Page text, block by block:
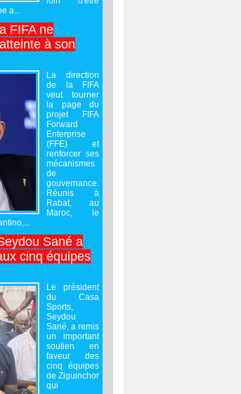
a...
FIFA ne
à son
La direction
de la FIFA
veut tourner
la page du
projet FIFA
Forward
Enterprise
(FFE) et
renforcer ses
mécanismes
de
gouvernance.
Réunis à
Rabat, au
Maroc, le
Sané a
cinq équipes
Le président
du Casa
Sports,
Seydou
Sané, a remis
un important
soutien en
faveur des
cinq équipes
de Ziguinchor
qui